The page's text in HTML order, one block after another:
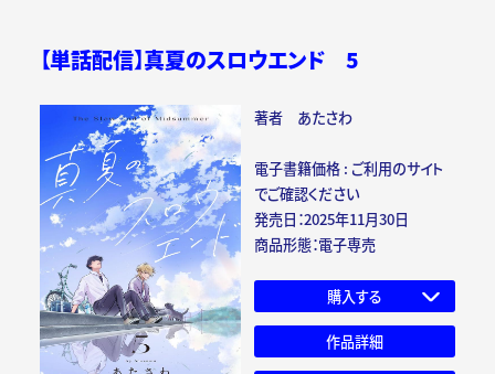
【単話配信】真夏のスロウエンド 5
著者 あたさわ
電子書籍価格 : ご利用のサイト
でご確認ください
発売日：2025年11月30日
商品形態：電子専売
購入する
作品詳細